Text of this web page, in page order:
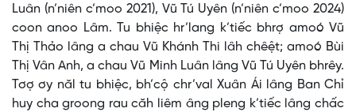
Luân (n’niên c’moo 2021), Vũ Tú Uyên (n’niên c’moo 2024)
coon anoo Lâm. Tu bhiệc hr’lang k’tiếc bhrợ amoó Vũ
Thị Thảo lâng a chau Vũ Khánh Thi lâh chêệt; amoó Bùi
Thị Vân Anh, a chau Vũ Minh Luân lâng Vũ Tú Uyên bhrêy.
Tơợ ơy năl tu bhiệc, bh’cộ chr’val Xuân Ái lâng Ban Chỉ
huy cha groong rau căh liêm âng pleng k’tiếc lâng chấc